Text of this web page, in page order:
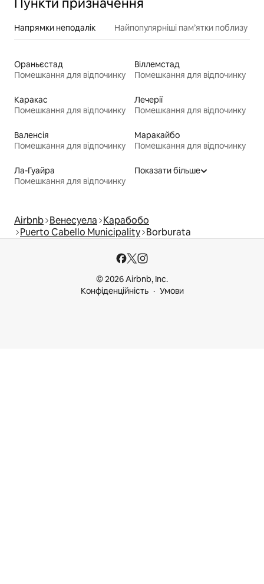
Напрямки неподалік Найпопулярніші пам’ятки поблизу
Ораньєстад
Помешкання для відпочинку
Віллемстад
Помешкання для відпочинку
Каракас
Помешкання для відпочинку
Лечерії
Помешкання для відпочинку
Валенсія
Помешкання для відпочинку
Маракайбо
Помешкання для відпочинку
Ла-Гуайра
Помешкання для відпочинку
Показати більше
Airbnb Венесуела Карабобо
Puerto Cabello Municipality Borburata
© 2026 Airbnb, Inc.
Конфіденційність
Умови